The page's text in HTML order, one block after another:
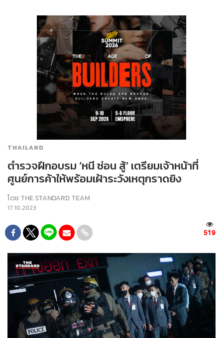
THAILAND
ตำรวจฝึกอบรม ‘หนี ซ่อน สู้’ เตรียมเจ้าหน้าที่
ศูนย์การค้าให้พร้อมเฝ้าระวังเหตุกราดยิง
โดย THE STANDARD TEAM
17.10.2023
519